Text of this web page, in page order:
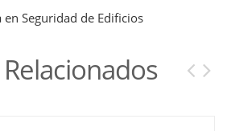
en Seguridad de Edificios